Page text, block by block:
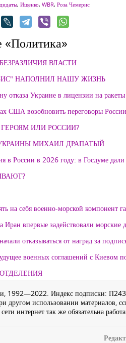
, Ищенко, WBR, Роза Чемерис
«Политика»
ВЛАСТИ
НАПОЛНИЛ НАШУ ЖИЗНЬ
отказа Украине в лицензии на
США возобновить переговоры
ИЛИ РОССИИ?
МИХАИЛ ДРАПАТЫЙ
в России в 2026 году: в Госдуме дали
на себя военно-морской компонент
впервые задействовали морские
отказываться от наград за
военных соглашений с Киевом
1992—2022. Индекс подписки:
другом использовании материалов,
интернет так же обязательна